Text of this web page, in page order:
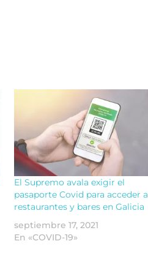
El Supremo avala exigir el
pasaporte Covid para acceder a
restaurantes y bares en Galicia
septiembre 17, 2021
En «COVID-19»